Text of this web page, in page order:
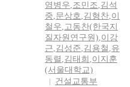
염병우,조민조,김석
중,문상호,김형찬,이
철우,고동찬(한국지
질자원연구원),이강
근,김성준,김용철 ,유
동렬 ,김태희 ,이지훈
(서울대학교)
건설교통부